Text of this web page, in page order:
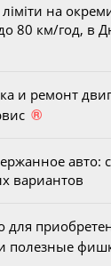
на
80 км/год, в
и ремонт
®
авто:
вариантов
для
полезные